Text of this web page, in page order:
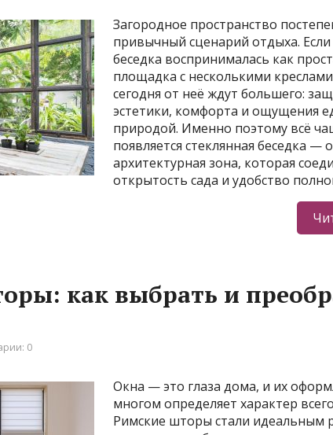
Загородное пространство
привычный сценарий отдыха.
беседка воспринималась как
площадка с несколькими
сегодня от неё ждут большего:
эстетики, комфорта и ощущения
природой. Именно поэтому всё
появляется стеклянная беседка —
архитектурная зона, которая
открытость сада и удобство
как выбрать и
0
Окна — это глаза дома, и их
многом определяет характер
Римские шторы стали идеальным